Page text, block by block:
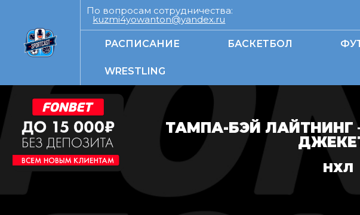
По вопросам сотрудничества:
kuzmi4yowanton@yandex.ru
РАСПИСАНИЕ БАСКЕТБОЛ
WRESTLING
ТАМПА-БЭЙ
НХЛ